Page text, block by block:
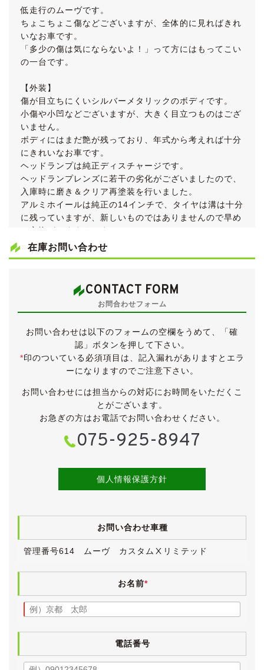
低走行のムーヴです。
ちょこちょこ傷などございますが、全体的に見ればきれ
いなお車です。
「多少の傷は気にならないよ！」って方にはもってこい
の一台です。
【外装】
傷が目立ちにくいシルバーメタリックのボディです。
小傷や小凹などございますが、大きく目立つものはござ
いません。
ボディにはまだ艶が残っており、年式から考えれば十分
にきれいなお車です。
ヘッドランプは純正ディスチャージです。
ヘッドランプレンズに若干の劣化がございましたので、
入庫時に磨き＆クリア再塗装を行いました。
アルミホイールは純正の14インチで、タイヤは溝は十分
に残っていますが、新しいものではありませんので早め
の交換がおすすめです。
【内装】
ヤニ汚れやタバコ臭、ペット臭は無く、清潔感のあるイ
スチームを施工していたしました。
電格ミラー・パワーウィンドウ・エアコン・スマートキ
ー・ラジオ・ＣＤは動作確認済みです。
【各機関】
試乗しましたところ、エンジンやＣＶＴに特に気になる
ところはございませんでした。
エアコンも問題なく効いています。
と修復歴の無いことがきちんと確認されているお車で
在庫お問い合わせ
CONTACT FORM
お問合わせフォーム
お問い合わせは以下のフォームの空欄をうめて、「確
認」ボタンを押して下さい。
*印のついている必須項目は、記入漏れがありますとエラ
ーになりますのでご注意下さい。
お問い合わせには担当からの対応にお時間をいただくこ
とがございます。
お急ぎの方はお電話でお問い合わせください。
075-925-8947
個人情報保護方針
お問い合わせ車種
管理番号614 ムーヴ カスタムⅩリミテッド
お名前*
電話番号